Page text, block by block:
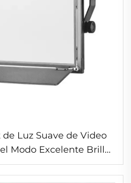
Luz Suave de Video
Modo Excelente Brillo
de Video